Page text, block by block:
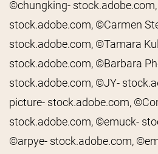
©chungking-
stock.adobe.com, ©Carmen
stock.adobe.com, ©Tamara
stock.adobe.com, ©Barbara
stock.adobe.com, ©JY-
picture- stock.adobe.com,
stock.adobe.com, ©emuck-
©arpye- stock.adobe.com,